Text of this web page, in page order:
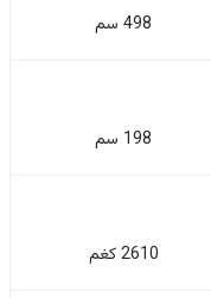
498 سم
198 سم
2610 كغم